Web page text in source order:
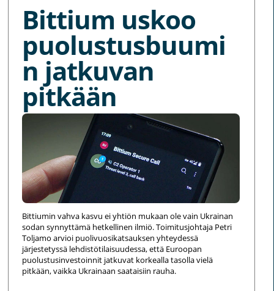
Bittium uskoo
puolustusbuumi
n jatkuvan
pitkään
Bittiumin vahva kasvu ei yhtiön mukaan ole vain Ukrainan
sodan synnyttämä hetkellinen ilmiö. Toimitusjohtaja Petri
Toljamo arvioi puolivuosikatsauksen yhteydessä
järjestetyssä lehdistötilaisuudessa, että Euroopan
puolustusinvestoinnit jatkuvat korkealla tasolla vielä
pitkään, vaikka Ukrainaan saataisiin rauha.